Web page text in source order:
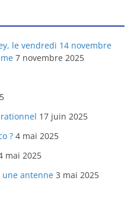
le vendredi 14 novembre
7 novembre 2025
17 juin 2025
? 4 mai 2025
mai 2025
une antenne 3 mai 2025